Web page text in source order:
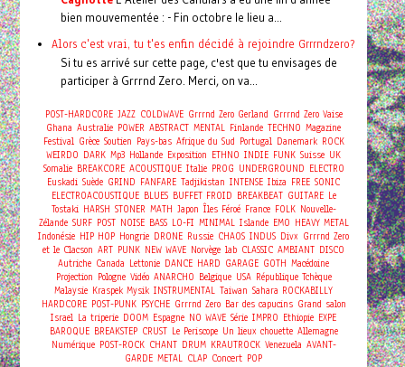
bien mouvementée : - Fin octobre le lieu a...
Alors c'est vrai, tu t'es enfin décidé à rejoindre Grrrndzero?
Si tu es arrivé sur cette page, c'est que tu envisages de
participer à Grrrnd Zero. Merci, on va...
POST-HARDCORE JAZZ COLDWAVE Grrrnd Zero Gerland Grrrnd Zero Vaise
Ghana Australie POWER ABSTRACT MENTAL Finlande TECHNO Magazine
Festival Grèce Soutien Pays-bas Afrique du Sud Portugal Danemark ROCK
WEIRDO DARK Mp3 Hollande Exposition ETHNO INDIE FUNK Suisse UK
Somalie BREAKCORE ACOUSTIQUE Italie PROG UNDERGROUND ELECTRO
Euskadi Suède GRIND FANFARE Tadjikistan INTENSE Ibiza FREE SONIC
ELECTROACOUSTIQUE BLUES BUFFET FROID BREAKBEAT GUITARE Le
Tostaki HARSH STONER MATH Japon Îles Féroé France FOLK Nouvelle-
Zélande SURF POST NOISE BASS LO-FI MINIMAL Islande EMO HEAVY METAL
Indonésie HIP HOP Hongrie DRONE Russie CHAOS INDUS Divx Grrrnd Zero
et le Clacson ART PUNK NEW WAVE Norvège lab CLASSIC AMBIANT DISCO
Autriche Canada Lettonie DANCE HARD GARAGE GOTH Macédoine
Projection Pologne Vidéo ANARCHO Belgique USA République Tchèque
Malaysie Kraspek Mysik INSTRUMENTAL Taiwan Sahara ROCKABILLY
HARDCORE POST-PUNK PSYCHE Grrrnd Zero Bar des capucins Grand salon
Israel La triperie DOOM Espagne NO WAVE Série IMPRO Ethiopie EXPE
BAROQUE BREAKSTEP CRUST Le Periscope Un lieux chouette Allemagne
Numérique POST-ROCK CHANT DRUM KRAUTROCK Venezuela AVANT-
GARDE METAL CLAP Concert POP